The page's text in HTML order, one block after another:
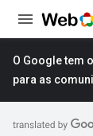
O Google tem
para as